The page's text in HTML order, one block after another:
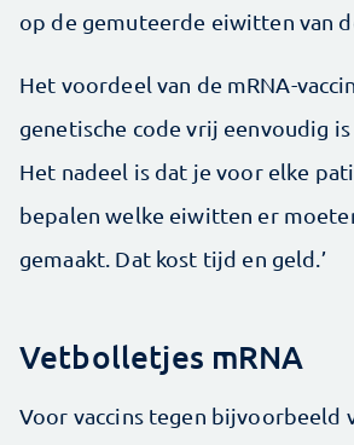
op de gemuteerde eiwitten van
Het voordeel van de mRNA-
genetische code vrij eenvoudig is
Het nadeel is dat je voor elke
bepalen welke eiwitten er
gemaakt. Dat kost tijd en geld.’
Vetbolletjes mRNA
Voor vaccins tegen bijvoorbeeld